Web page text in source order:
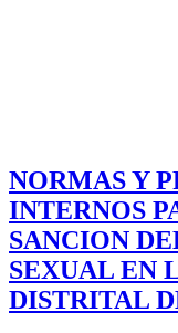
NORMAS Y
INTERNOS
SANCION
SEXUAL EN
DISTRITAL